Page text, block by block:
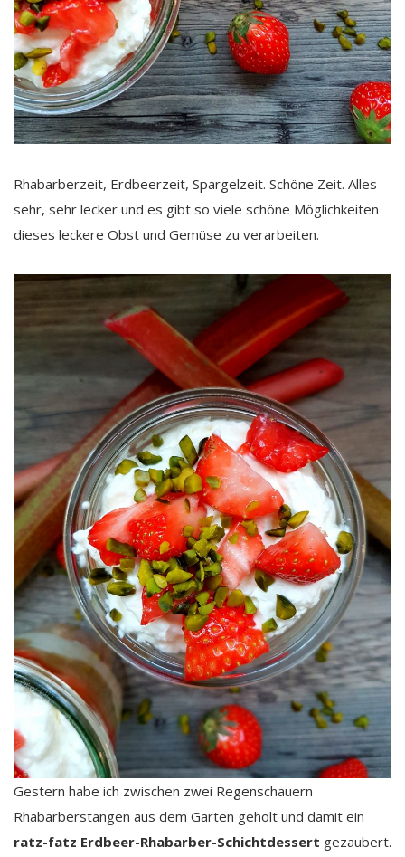
Rhabarberzeit, Erdbeerzeit, Spargelzeit. Schöne Zeit. Alles
sehr, sehr lecker und es gibt so viele schöne Möglichkeiten
dieses leckere Obst und Gemüse zu verarbeiten.
Gestern habe ich zwischen zwei Regenschauern
Rhabarberstangen aus dem Garten geholt und damit ein
ratz-fatz Erdbeer-Rhabarber-Schichtdessert gezaubert.